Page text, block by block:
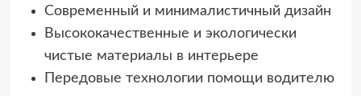
Современный и минималистичный дизайн
Высококачественные и экологически
чистые материалы в интерьере
Передовые технологии помощи водителю